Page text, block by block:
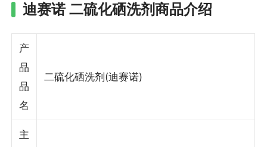
迪赛诺 二硫化硒洗剂商品介绍
产
品
品
名
二硫化硒洗剂(迪赛诺)
主